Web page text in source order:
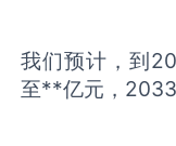
我们预计，到
至**亿元，2033